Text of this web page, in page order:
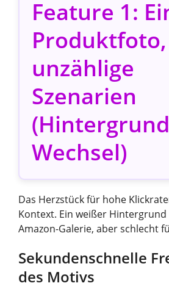
Feature 1:
Produktfoto,
unzählige
Szenarien
Wechsel)
Das Herzstück für hohe
Kontext. Ein weißer
Amazon-Galerie, aber schlecht
Sekundenschnelle
des Motivs